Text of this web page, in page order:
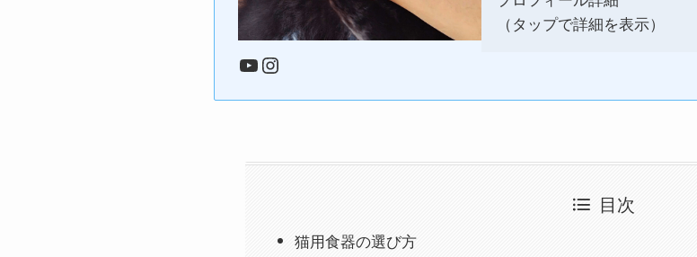
YouTube Instagram
（タップで詳細を表示）
目次
猫用食器の選び方